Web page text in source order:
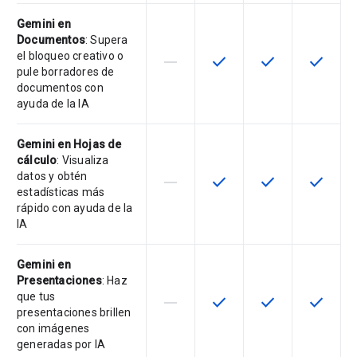
Gemini en
Documentos: Supera
el bloqueo creativo o
pule borradores de
documentos con
ayuda de la IA
Esta función no está disponible en
horizontal_rule Esta función está
check Esta función
check Esta
check
Gemini en Hojas de
cálculo: Visualiza
datos y obtén
estadísticas más
rápido con ayuda de la
IA
Esta función no está disponible en
horizontal_rule Esta función está
check Esta función
check Esta
check
Gemini en
Presentaciones: Haz
que tus
presentaciones brillen
con imágenes
generadas por IA
Esta función no está disponible en
horizontal_rule Esta función está
check Esta función
check Esta
check